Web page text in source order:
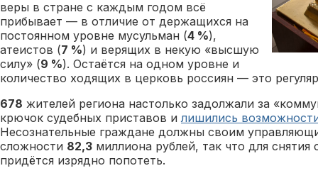
веры в стране с каждым годом всё
прибывает — в отличие от держащихся на
постоянном уровне мусульман (4 %),
атеистов (7 %) и верящих в некую «высшую
силу» (9 %). Остаётся на одном уровне и
количество ходящих в церковь россиян — это
678 жителей региона настолько задолжали за
крючок судебных приставов илишились
Несознательные граждане должны своим
сложности 82,3 миллиона рублей, так что для
придётся изрядно попотеть.